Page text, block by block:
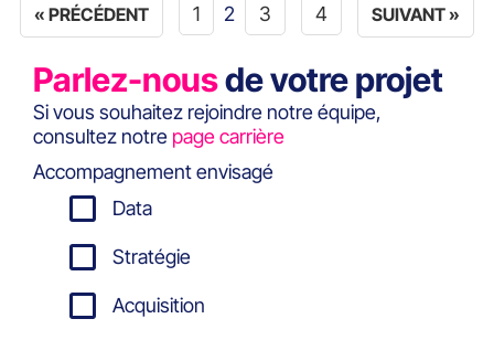
« PRÉCÉDENT 1 2 3 4 SUIVANT »
Parlez-nousde votre projet
Si vous souhaitez rejoindre notre équipe,
consultez notre page carrière
Accompagnement envisagé
Data
Stratégie
Acquisition